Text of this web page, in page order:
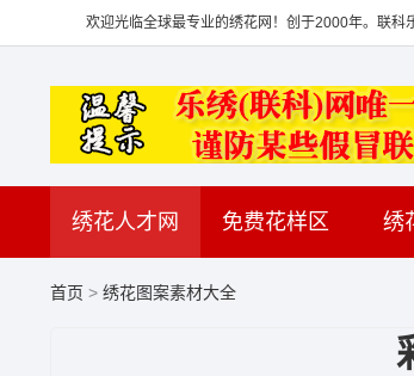
欢迎光临全球最专业的绣花网！创于2000年。联
绣花人才网 免费花样区 绣
首页 > 绣花图案素材大全